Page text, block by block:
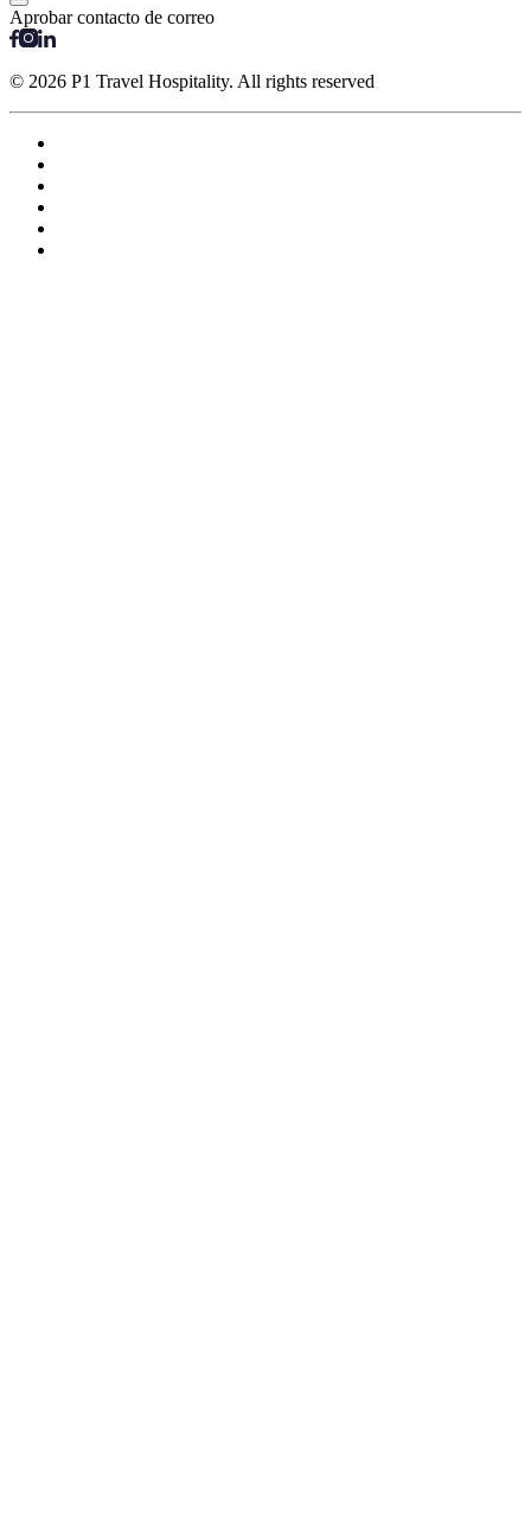
Aprobar contacto de correo
© 2026 P1 Travel Hospitality. All rights reserved